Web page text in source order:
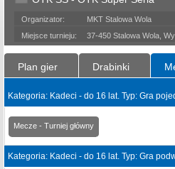
Organizator:
MKT Stalowa Wola
Miejsce turnieju:
37-450 Stalowa Wola,
Plan gier Drabinki
Kategoria: Kadeci - do 16 lat. Typ: Gra
Mecze - Turniej główny
Kategoria: Kadeci - do 16 lat. Typ: Gra